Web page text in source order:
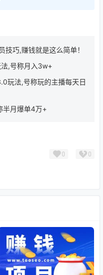
巧,赚钱就是这么简单！
,号称月入3w+
玩法,号称玩的主播每天日
半月爆单4万+
0 0